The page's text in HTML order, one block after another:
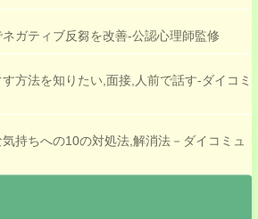
治す方法
ない症候群
直りする方法
い,増やす方法
却期間の目安
対処法
持ちを整理する方法
ガティブ反芻を改善‐公認心理師監修
方法を知りたい,面接,人前で話す‐ダイコミ
持ちへの10の対処法,解消法－ダイコミュ